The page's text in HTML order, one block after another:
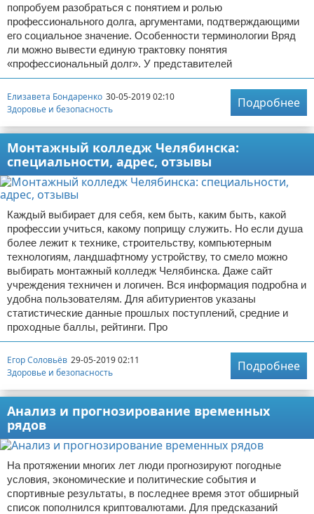
попробуем разобраться с понятием и ролью
профессионального долга, аргументами, подтверждающими
его социальное значение. Особенности терминологии Вряд
ли можно вывести единую трактовку понятия
«профессиональный долг». У представителей
Елизавета Бондаренко 30-05-2019 02:10
Здоровье и безопасность
Подробнее
Монтажный колледж Челябинска:
специальности, адрес, отзывы
Каждый выбирает для себя, кем быть, каким быть, какой
профессии учиться, какому поприщу служить. Но если душа
более лежит к технике, строительству, компьютерным
технологиям, ландшафтному устройству, то смело можно
выбирать монтажный колледж Челябинска. Даже сайт
учреждения техничен и логичен. Вся информация подробна и
удобна пользователям. Для абитуриентов указаны
статистические данные прошлых поступлений, средние и
проходные баллы, рейтинги. Про
Егор Соловьёв 29-05-2019 02:11
Здоровье и безопасность
Подробнее
Анализ и прогнозирование временных
рядов
На протяжении многих лет люди прогнозируют погодные
условия, экономические и политические события и
спортивные результаты, в последнее время этот обширный
список пополнился криптовалютами. Для предсказаний